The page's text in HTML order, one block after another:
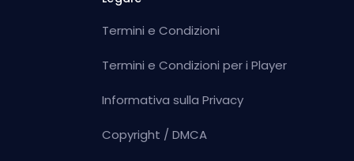
Termini e Condizioni
Termini e Condizioni per i Player
Informativa sulla Privacy
Copyright / DMCA